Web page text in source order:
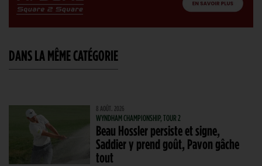
DANS LA MÊME CATÉGORIE
8 AOÛT. 2026
WYNDHAM CHAMPIONSHIP, TOUR 2
Beau Hossler persiste et signe,
Saddier y prend goût, Pavon gâche
tout